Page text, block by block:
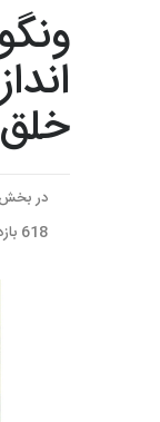
خلق
در
618 بازدید